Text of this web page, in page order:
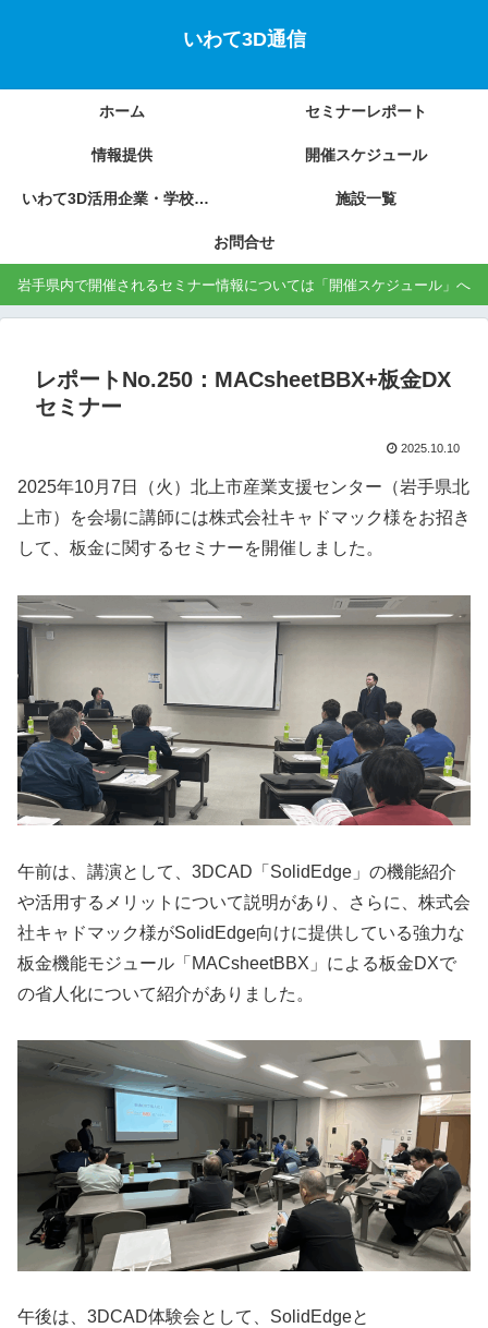
いわて3D通信
ホーム セミナーレポート
情報提供 開催スケジュール
いわて3D活用企業・学校の紹介 施設一覧
お問合せ
岩手県内で開催されるセミナー情報については「開催スケジュール」へ
レポートNo.250：MACsheetBBX+板金DX
セミナー
2025.10.10
2025年10月7日（火）北上市産業支援センター（岩手県北
上市）を会場に講師には株式会社キャドマック様をお招き
して、板金に関するセミナーを開催しました。
午前は、講演として、3DCAD「SolidEdge」の機能紹介
や活用するメリットについて説明があり、さらに、株式会
社キャドマック様がSolidEdge向けに提供している強力な
板金機能モジュール「MACsheetBBX」による板金DXで
の省人化について紹介がありました。
午後は、3DCAD体験会として、SolidEdgeと